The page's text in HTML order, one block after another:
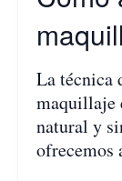
La técnica
maquillaje
natural y
ofrecemos